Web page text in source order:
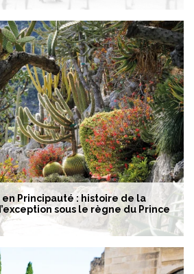
en Principauté : histoire de la
sous le règne du Prince